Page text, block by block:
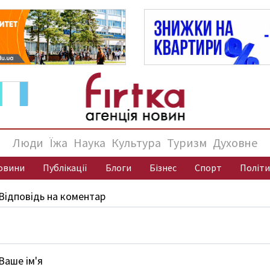
Люди Їжа Наука Культура Туризм Духовне
Публікації Блоги Бізнес Спорт
на коментар
ім'я